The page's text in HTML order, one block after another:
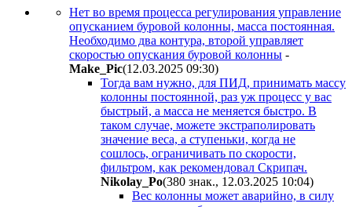
Нет во время процесса регулирования управление
опусканием буровой колонны, масса постоянная.
Необходимо два контура, второй управляет
скоростью опускания буровой колонны -
Make_Pic(12.03.2025 09:30)
Тогда вам нужно, для ПИД, принимать массу
колонны постоянной, раз уж процесс у вас
быстрый, а масса не меняется быстро. В
таком случае, можете экстраполировать
значение веса, а ступеньки, когда не
сошлось, ограничивать по скорости,
фильтром, как рекомендовал Скрипач.
Nikolay_Po(380 знак., 12.03.2025 10:04)
Вес колонны может аварийно, в силу